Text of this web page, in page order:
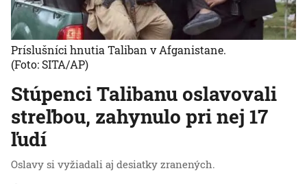
Stúpenci Talibanu oslavovali
streľbou, zahynulo pri nej 17
ľudí
Oslavy si vyžiadali aj desiatky zranených.
Príslušníci hnutia Taliban v Afganistane.
(Foto: SITA/AP)